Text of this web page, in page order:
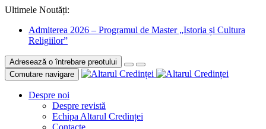
Ultimele Noutăți:
Admiterea 2026 – Programul de Master „Istoria și Cultura
Religiilor”
Adresează o întrebare preotului
Comutare navigare
Despre noi
Despre revistă
Echipa Altarul Credinței
Contacte